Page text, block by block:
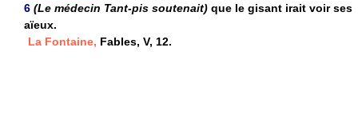
6 (Le médecin Tant-pis soutenait) que le gisant irait voir ses
aïeux.
La Fontaine, Fables, V, 12.